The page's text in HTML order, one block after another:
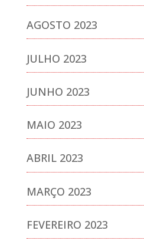
AGOSTO 2023
JULHO 2023
JUNHO 2023
MAIO 2023
ABRIL 2023
MARÇO 2023
FEVEREIRO 2023